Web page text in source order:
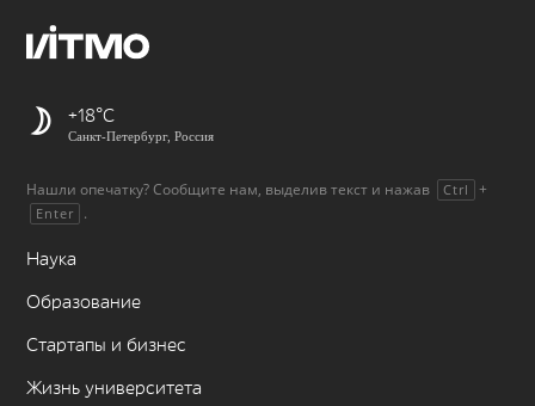
+18
Санкт-Петербург, Россия
Нашли опечатку? Сообщите нам, выделив текст и нажав Ctrl +
Enter .
Наука
Образование
Стартапы и бизнес
Жизнь университета